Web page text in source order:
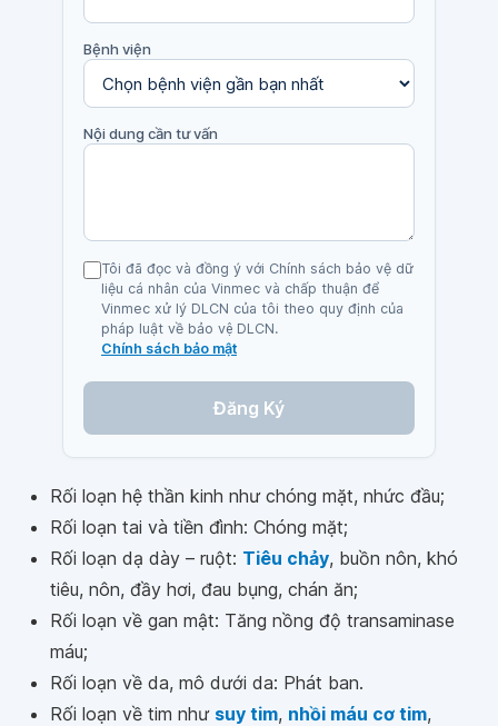
Bệnh viện
Nội dung cần tư vấn
Tôi đã đọc và đồng ý với Chính sách bảo vệ dữ
liệu cá nhân của Vinmec và chấp thuận để
Vinmec xử lý DLCN của tôi theo quy định của
pháp luật về bảo vệ DLCN.
Chính sách bảo mật
Đăng Ký
Rối loạn hệ thần kinh như chóng mặt, nhức đầu;
Rối loạn tai và tiền đình: Chóng mặt;
Rối loạn dạ dày – ruột: Tiêu chảy, buồn nôn, khó
tiêu, nôn, đầy hơi, đau bụng, chán ăn;
Rối loạn về gan mật: Tăng nồng độ transaminase
máu;
Rối loạn về da, mô dưới da: Phát ban.
Rối loạn về tim như suy tim, nhồi máu cơ tim,